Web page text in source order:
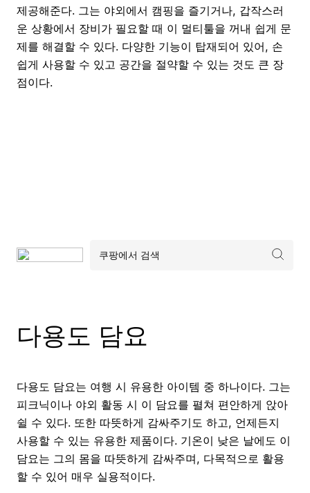
제공해준다. 그는 야외에서 캠핑을 즐기거나, 갑작스러
운 상황에서 장비가 필요할 때 이 멀티툴을 꺼내 쉽게 문
제를 해결할 수 있다. 다양한 기능이 탑재되어 있어, 손
쉽게 사용할 수 있고 공간을 절약할 수 있는 것도 큰 장
점이다.
다용도 담요
다용도 담요는 여행 시 유용한 아이템 중 하나이다. 그는
피크닉이나 야외 활동 시 이 담요를 펼쳐 편안하게 앉아
쉴 수 있다. 또한 따뜻하게 감싸주기도 하고, 언제든지
사용할 수 있는 유용한 제품이다. 기온이 낮은 날에도 이
담요는 그의 몸을 따뜻하게 감싸주며, 다목적으로 활용
할 수 있어 매우 실용적이다.